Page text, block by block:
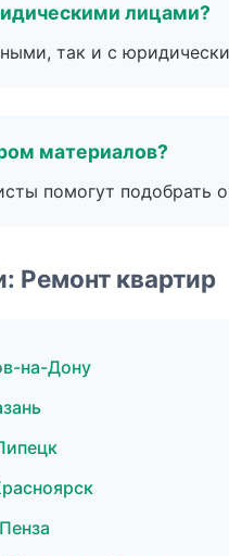
лицами?
так и с
материалов?
помогут подобрать
Ремонт квартир
на-Дону